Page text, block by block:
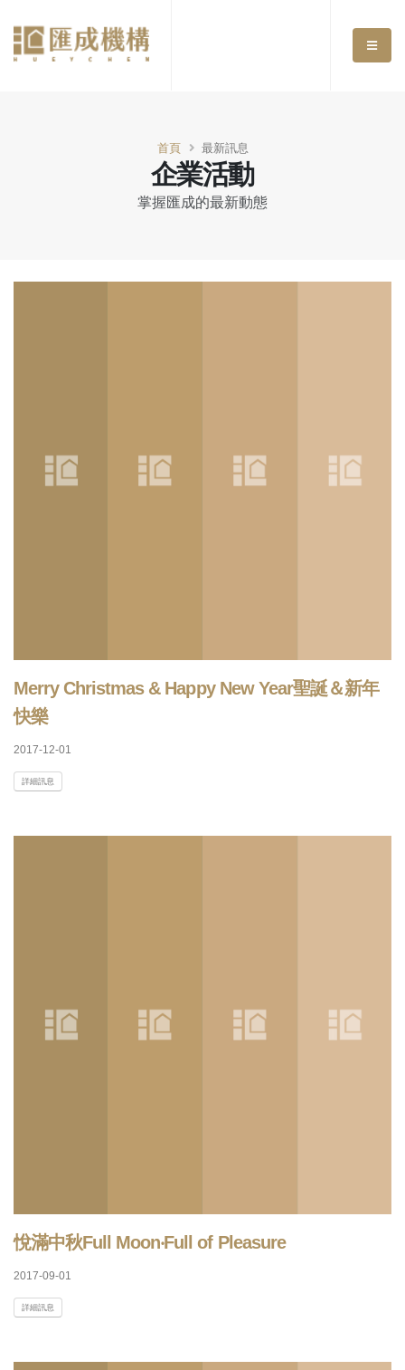
企業活動
掌握匯成的最新動態
首頁 最新訊息
Merry Christmas & Happy New Year聖誕＆新年
快樂
2017-12-01
詳細訊息
悅滿中秋Full Moon‧Full of Pleasure
2017-09-01
詳細訊息